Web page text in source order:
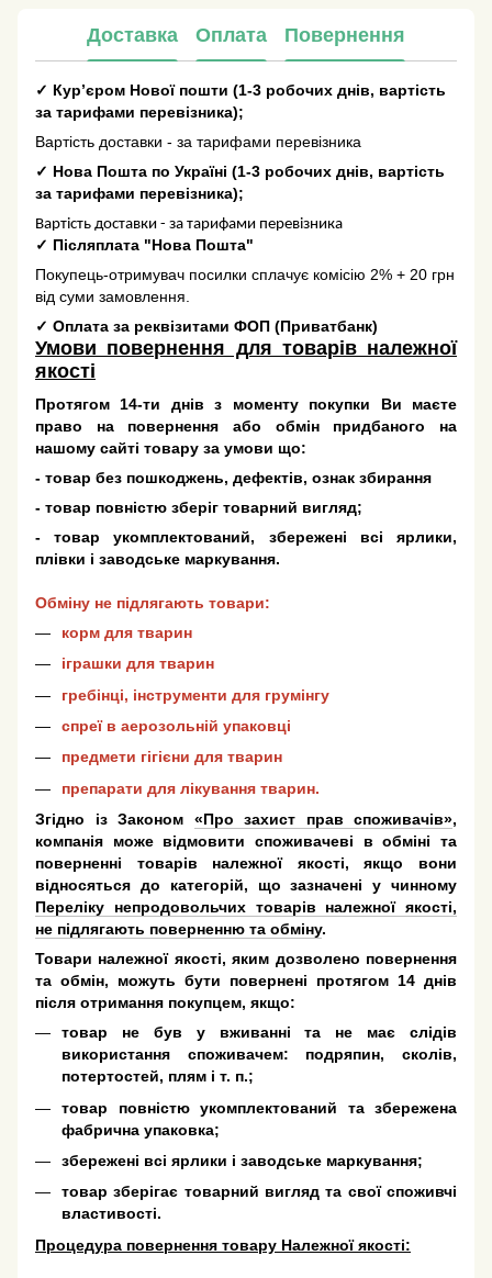
Доставка Оплата Повернення
✓ Кур’єром Нової пошти (1-3 робочих днів, вартість
за тарифами перевізника);
Вартість доставки - за тарифами перевізника
✓ Нова Пошта по Україні (1-3 робочих днів, вартість
за тарифами перевізника);
Вартість доставки - за тарифами перевізника
✓ Післяплата "Нова Пошта"
Покупець-отримувач посилки сплачує комісію 2% + 20 грн
від суми замовлення.
✓ Оплата за реквізитами ФОП (Приватбанк)
Умови повернення для товарів належної
якості
Протягом 14-ти днів з моменту покупки Ви маєте
право на повернення або обмін придбаного на
нашому сайті товару за умови що:
- товар без пошкоджень, дефектів, ознак збирання
- товар повністю зберіг товарний вигляд;
- товар укомплектований, збережені всі ярлики,
плівки і заводське маркування.
Обміну не підлягають товари:
корм для тварин
іграшки для тварин
гребінці, інструменти для грумінгу
спреї в аерозольній упаковці
предмети гігієни для тварин
препарати для лікування тварин.
Згідно із Законом «Про захист прав споживачів»,
компанія може відмовити споживачеві в обміні та
поверненні товарів належної якості, якщо вони
відносяться до категорій, що зазначені у чинному
Переліку непродовольчих товарів належної якості,
не підлягають поверненню та обміну.
Товари належної якості, яким дозволено повернення
та обмін, можуть бути повернені протягом 14 днів
після отримання покупцем, якщо:
товар не був у вживанні та не має слідів
використання споживачем: подряпин, сколів,
потертостей, плям і т. п.;
товар повністю укомплектований та збережена
фабрична упаковка;
збережені всі ярлики і заводське маркування;
товар зберігає товарний вигляд та свої споживчі
властивості.
Процедура повернення товару Належної якості: